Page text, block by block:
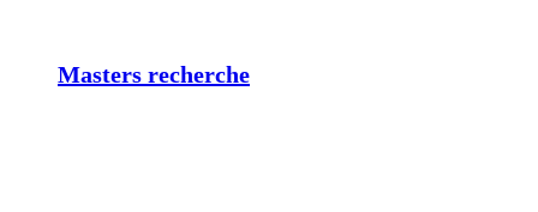
Masters recherche